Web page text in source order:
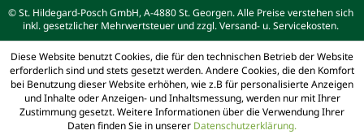
© St. Hildegard-Posch GmbH, A-4880 St. Georgen. Alle Preise verstehen sich
inkl. gesetzlicher Mehrwertsteuer und zzgl. Versand- u. Servicekosten.
Diese Website benutzt Cookies, die für den technischen Betrieb der Website
erforderlich sind und stets gesetzt werden. Andere Cookies, die den Komfort
bei Benutzung dieser Website erhöhen, wie z.B für personalisierte Anzeigen
und Inhalte oder Anzeigen- und Inhaltsmessung, werden nur mit Ihrer
Zustimmung gesetzt. Weitere Informationen über die Verwendung Ihrer
Daten finden Sie in unserer Datenschutzerklärung.